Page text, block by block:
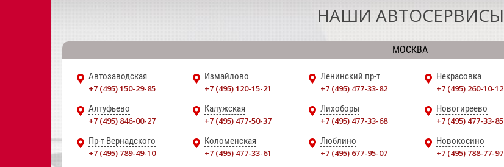
НАШИ АВТОСЕРВИСЫ
МОСКВА
Автозаводская
+7 (495) 150-29-85
Измайлово
+7 (495) 120-15-21
Ленинский пр-т
+7 (495) 477-33-82
Некрасовка
+7 (495) 260-10-12
Алтуфьево
+7 (495) 846-00-27
Калужская
+7 (495) 477-50-37
Лихоборы
+7 (495) 477-33-68
Новогиреево
+7 (495) 477-33-85
Пр-т Вернадского
+7 (495) 789-49-10
Коломенская
+7 (495) 477-33-61
Люблино
+7 (495) 677-95-07
Новокосино
+7 (495) 788-77-97